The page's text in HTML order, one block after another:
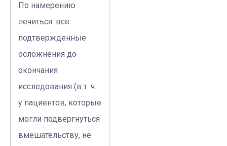
По намерению
лечиться: все
подтвержденные
осложнения до
окончания
исследования (в т. ч.
у пациентов, которые
могли подвергнуться
вмешательству, не